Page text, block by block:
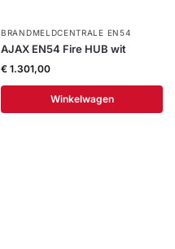
BRANDMELDCENTRALE EN54
AJAX EN54 Fire HUB wit
€ 1.301,00
Winkelwagen